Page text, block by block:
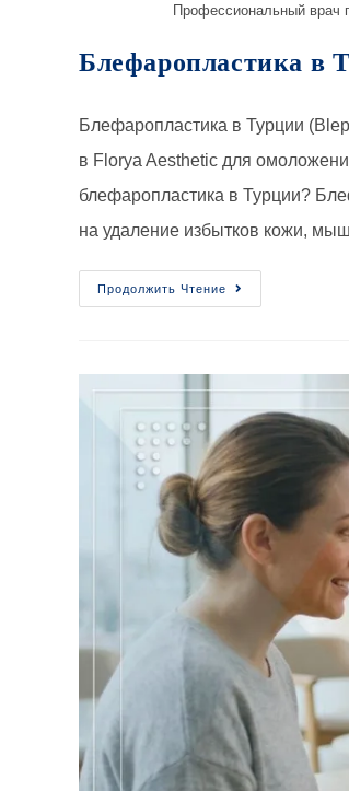
Профессиональный врач
Блефаропластика в
Блефаропластика в Турции
в Florya Aesthetic для
блефаропластика в Турции?
на удаление избытков кожи,
Продолжить Чтение